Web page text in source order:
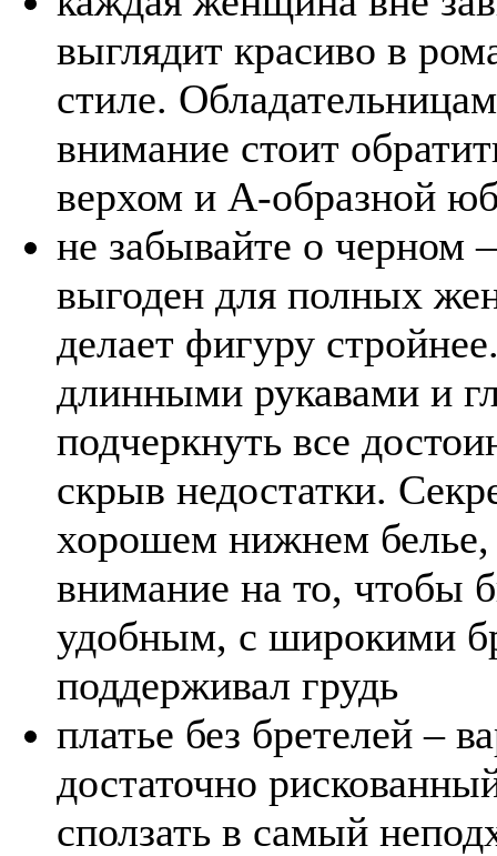
выглядит красиво в
стиле.
внимание стоит
верхом и А-образной
не забывайте о черном
выгоден для полных
делает фигуру
длинными рукавами и
подчеркнуть все
скрыв недостатки.
хорошем нижнем белье,
внимание на то, чтобы
удобным, с широкими
поддерживал грудь
платье без бретелей –
достаточно
сползать в самый